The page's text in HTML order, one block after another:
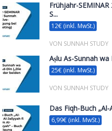
Frühjahr-
S...
12€ (inkl. MwSt.)
VON SUNNAH STUDY
Aṣlu As-Sunnah wa
25€ (inkl. MwSt.)
VON SUNNAH STUDY
Das Fiqh-Buch „Al-
6,99€ (inkl. MwSt.)